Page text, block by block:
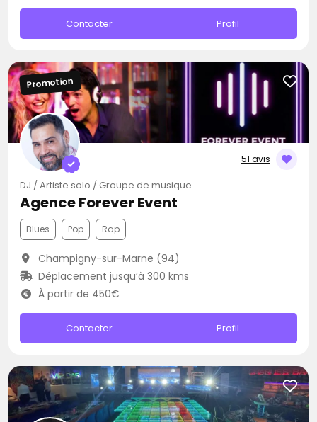
Contacter Profil
51 avis
Promotion
DJ / Artiste solo / Groupe de musique
Agence Forever Event
Blues Pop Rap
Champigny-sur-Marne (94)
Déplacement jusqu’à 300 kms
À partir de 450€
Contacter Profil